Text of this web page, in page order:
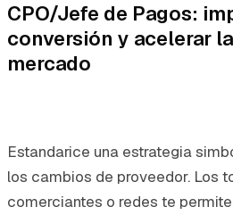
CPO/Jefe de Pagos:
conversión y acelerar
mercado
Estandarice una estrategia
los cambios de proveedor. Los
comerciantes o redes te